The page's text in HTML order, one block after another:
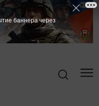
баннера через